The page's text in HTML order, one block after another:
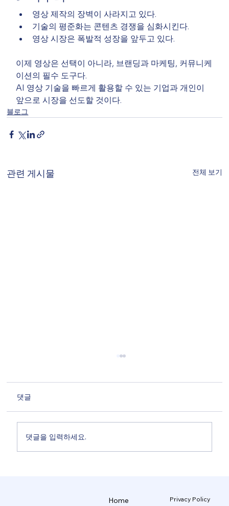
영상 제작의 장벽이 사라지고 있다.
기술의 평준화는 콘텐츠 경쟁을 심화시킨다.
영상 시장은 폭발적 성장을 앞두고 있다.
이제 영상은 선택이 아니라, 브랜딩과 마케팅, 커뮤니케
이션의 필수 도구다.
AI 영상 기술을 빠르게 활용할 수 있는 기업과 개인이
앞으로 시장을 선도할 것이다.
블로그
관련 게시물 전체 보기
댓글
댓글을 입력하세요.
Home
Privacy Policy